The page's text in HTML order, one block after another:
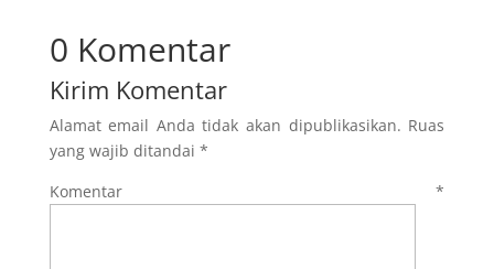
0 Komentar
Kirim Komentar
Alamat email Anda tidak akan dipublikasikan. Ruas
yang wajib ditandai *
Komentar*